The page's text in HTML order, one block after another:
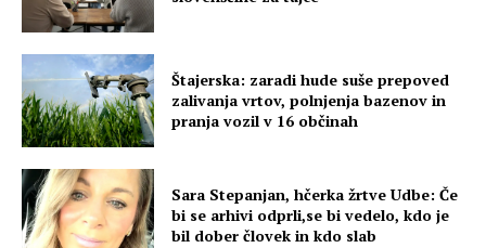
Štajerska: zaradi hude suše prepoved
zalivanja vrtov, polnjenja bazenov in
pranja vozil v 16 občinah
Sara Stepanjan, hčerka žrtve Udbe: Če
bi se arhivi odprli,se bi vedelo, kdo je
bil dober človek in kdo slab